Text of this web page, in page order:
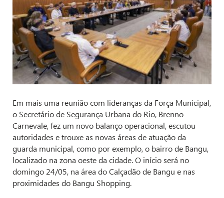
Em mais uma reunião com lideranças da Força Municipal,
o Secretário de Segurança Urbana do Rio, Brenno
Carnevale, fez um novo balanço operacional, escutou
autoridades e trouxe as novas áreas de atuação da
guarda municipal, como por exemplo, o bairro de Bangu,
localizado na zona oeste da cidade. O início será no
domingo 24/05, na área do Calçadão de Bangu e nas
proximidades do Bangu Shopping.